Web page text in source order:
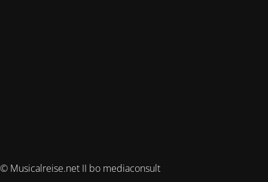
© Musicalreise.net II bo mediaconsult